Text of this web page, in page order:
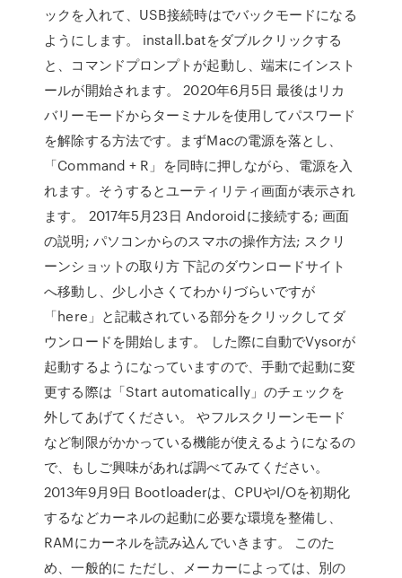
ックを入れて、USB接続時はでバックモードになる
ようにします。 install.batをダブルクリックする
と、コマンドプロンプトが起動し、端末にインスト
ールが開始されます。 2020年6月5日 最後はリカ
バリーモードからターミナルを使用してパスワード
を解除する方法です。まずMacの電源を落とし、
「Command + R」を同時に押しながら、電源を入
れます。そうするとユーティリティ画面が表示され
ます。 2017年5月23日 Andoroidに接続する; 画面
の説明; パソコンからのスマホの操作方法; スクリ
ーンショットの取り方 下記のダウンロードサイト
へ移動し、少し小さくてわかりづらいですが
「here」と記載されている部分をクリックしてダ
ウンロードを開始します。 した際に自動でVysorが
起動するようになっていますので、手動で起動に変
更する際は「Start automatically」のチェックを
外してあげてください。 やフルスクリーンモード
など制限がかかっている機能が使えるようになるの
で、もしご興味があれば調べてみてください。
2013年9月9日 Bootloaderは、CPUやI/Oを初期化
するなどカーネルの起動に必要な環境を整備し、
RAMにカーネルを読み込んでいきます。 このた
め、一般的に ただし、メーカーによっては、別の